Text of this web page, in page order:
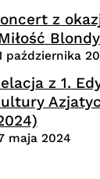
z
października
z 1.
maja 2024